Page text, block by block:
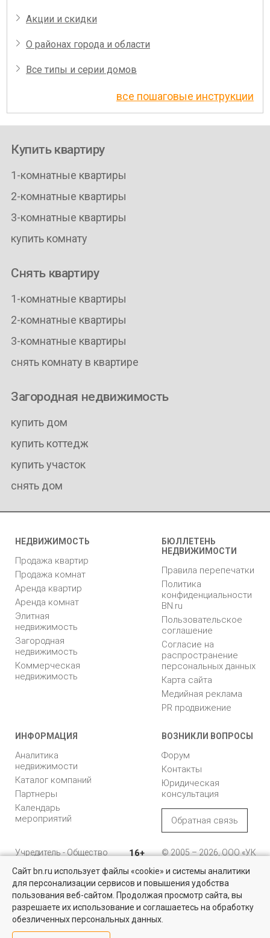
Акции и скидки
О районах города и области
Все типы и серии домов
все пошаговые инструкции
Купить квартиру
1-комнатные квартиры
2-комнатные квартиры
3-комнатные квартиры
купить комнату
Снять квартиру
1-комнатные квартиры
2-комнатные квартиры
3-комнатные квартиры
снять комнату в квартире
Загородная недвижимость
купить дом
купить коттедж
купить участок
снять дом
НЕДВИЖИМОСТЬ
Продажа квартир
Продажа комнат
Аренда квартир
Аренда комнат
Элитная
недвижимость
Загородная
недвижимость
Коммерческая
недвижимость
БЮЛЛЕТЕНЬ
НЕДВИЖИМОСТИ
Правила перепечатки
Политика
конфиденциальности
BN.ru
Пользовательское
соглашение
Согласие на
распространение
персональных данных
Карта сайта
Медийная реклама
PR продвижение
ИНФОРМАЦИЯ
Аналитика
недвижимости
Каталог компаний
Партнеры
Календарь
мероприятий
ВОЗНИКЛИ ВОПРОСЫ
Форум
Контакты
Юридическая
консультация
Обратная связь
Учредитель - Общество
ответственностью
"Управляющая
компания "Бюллетень
недвижимости"
16+
© 2005 – 2026, ООО «УК
196105, Санкт-
Петербург, пр. Юрия
Гагарина, 1
8 (812) 331-93-56
Сайт bn.ru использует файлы «cookie» и системы аналитики
для персонализации сервисов и повышения удобства
пользования веб-сайтом. Продолжая просмотр сайта, вы
разрешаете их использование и соглашаетесь на обработку
обезличенных персональных данных.